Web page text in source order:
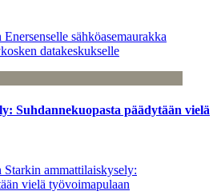
sähköasemaurakka
datakeskukselle
Suhdannekuopasta päädytään vielä
ammattilaiskysely:
vielä työvoimapulaan